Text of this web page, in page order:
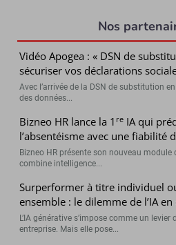
Nos
Vidéo Apogea : « DSN de
sécuriser vos déclarations
Avec l’arrivée de la DSN de substitution
des données...
Bizneo HR lance la 1 re IA qui
l’absentéisme avec une fiabilité
Bizneo HR présente son nouveau
combine intelligence...
Surperformer à titre individuel
ensemble : le dilemme de l’IA
L’IA générative s’impose comme un levier
entreprise. Mais elle pose...